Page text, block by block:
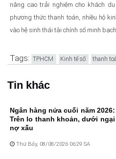
nâng cao trải nghiệm cho khách
phương thức thanh toán, nhiều hộ
vào hệ sinh thái tài chính số minh
Tags: TPHCM Kinh tế số thanh
Tin khác
Ngân hàng nửa cuối năm 2026:
Trên lo thanh khoản, dưới ngại
nợ xấu
Thứ Bảy, 08/08/2026 06:29 SA